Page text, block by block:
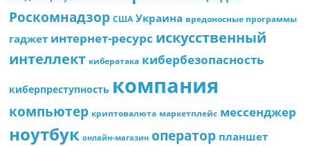
Роскомнадзор США Украина вредоносные программы
гаджет интернет-ресурс искусственный
интеллект кибератака кибербезопасность
киберпреступность компания
компьютер криптовалюта маркетплейс мессенджер
ноутбук онлайн-магазин оператор планшет